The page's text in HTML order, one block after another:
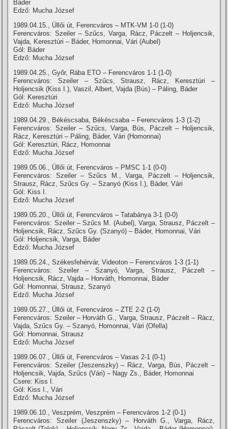
Báder
Edző: Mucha József
1989.04.15., Üllői út, Ferencváros – MTK-VM 1-0 (1-0)
Ferencváros: Szeiler – Szűcs, Varga, Rácz, Páczelt – Holjencsik,
Vajda, Keresztúri – Báder, Homonnai, Vári (Aubel)
Gól: Báder
Edző: Mucha József
1989.04.25., Győr, Rába ETO – Ferencváros 1-1 (1-0)
Ferencváros: Szeiler – Szűcs, Strausz, Rácz, Keresztúri –
Holjencsik (Kiss I.), Vaszil, Albert, Vajda (Bús) – Páling, Báder
Gól: Keresztúri
Edző: Mucha József
1989.04.29., Békéscsaba, Békéscsaba – Ferencváros 1-3 (1-2)
Ferencváros: Szeiler – Szűcs, Varga, Bús, Páczelt – Holjencsik,
Rácz, Keresztúri – Páling, Báder, Vári (Homonnai)
Gól: Keresztúri, Rácz, Homonnai
Edző: Mucha József
1989.05.06., Üllői út, Ferencváros – PMSC 1-1 (0-0)
Ferencváros: Szeiler – Szűcs M., Varga, Páczelt – Holjencsik,
Strausz, Rácz, Szűcs Gy. – Szanyó (Kiss I.), Báder, Vári
Gól: Kiss I.
Edző: Mucha József
1989.05.20., Üllői út, Ferencváros – Tatabánya 3-1 (0-0)
Ferencváros: Szeiler – Szűcs M. (Aubel), Varga, Strausz, Páczelt –
Holjencsik, Rácz, Szűcs Gy. (Szanyó) – Báder, Homonnai, Vári
Gól: Holjencsik, Varga, Báder
Edző: Mucha József
1989.05.24., Székesfehérvár, Videoton – Ferencváros 1-3 (1-1)
Ferencváros: Szeiler – Szanyó, Varga, Strausz, Páczelt –
Holjencsik, Rácz, Vajda – Horváth, Homonnai, Báder
Gól: Homonnai, Strausz, Szanyó
Edző: Mucha József
1989.05.27., Üllői út, Ferencváros – ZTE 2-2 (1-0)
Ferencváros: Szeiler – Horváth G., Varga, Strausz, Páczelt – Rácz,
Vajda, Szűcs Gy. – Szanyó, Homonnai, Vári (Ofella)
Gól: Homonnai, Strausz
Edző: Mucha József
1989.06.07., Üllői út, Ferencváros – Vasas 2-1 (0-1)
Ferencváros: Szeiler (Jeszenszky) – Rácz, Varga, Bús, Páczelt –
Holjencsik, Vajda, Szűcs (Vári) – Nagy Zs., Báder, Homonnai
Csere: Kiss I.
Gól: Kiss I., Vári
Edző: Mucha József
1989.06.10., Veszprém, Veszprém – Ferencváros 1-2 (0-1)
Ferencváros: Szeiler (Jeszenszky) – Horváth G., Varga, Rácz,